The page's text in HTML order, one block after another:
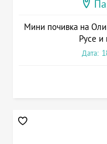
Мини почивка на
Русе и
Дата: